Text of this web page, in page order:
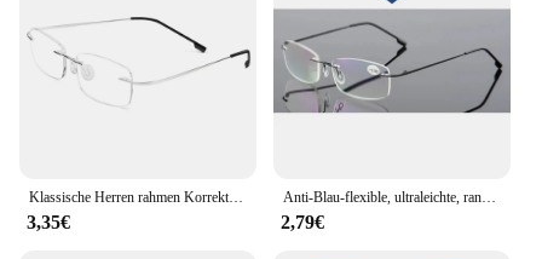
3,35€
Anti-Blau-flexible, ultraleichte, randlose Memory-Titan-Lesebrille für Männer, Presbyopie-Brille, Stärke +1,0 ~ +3,5
2,79€